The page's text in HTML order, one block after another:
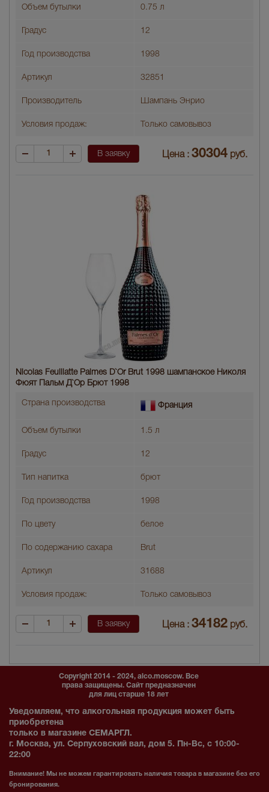
Объем бутылки 0.75 л
Градус 12
Год производства 1998
Артикул 32851
Производитель Шампань Энрио
Условия продаж: Только самовывоз
В заявку Цена : 30304 руб.
Nicolas Feuillatte Palmes D`Or Brut 1998 шампанское Николя
Фюят Пальм Д`Ор Брют 1998
Страна производства Франция
Объем бутылки 1.5 л
Градус 12
Тип напитка брют
Год производства 1998
По цвету белое
По содержанию сахара Brut
Артикул 31688
Условия продаж: Только самовывоз
В заявку Цена : 34182 руб.
Copyright 2014 - 2024, alco.moscow. Все
права защищены. Сайт предназначен
для лиц старше 18 лет
Уведомляем, что алкогольная продукция может быть
приобретена
только в магазине СЕМАРГЛ.
г. Москва, ул. Серпуховский вал, дом 5. Пн-Вс, с 10:00-
22:00
Внимание! Мы не можем гарантировать наличия товара в магазине без его
бронирования.